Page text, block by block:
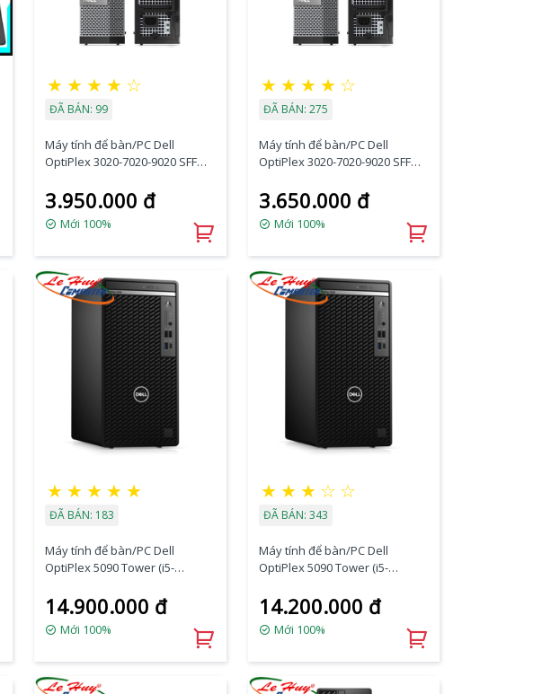
★ ★ ★ ★ ☆
ĐÃ BÁN: 99
Máy tính để bàn/PC Dell
OptiPlex 3020-7020-9020 SFF
SSD/DVDRW/VGA Port/K+M)
3.950.000 đ
Mới 100%
★ ★ ★ ★ ☆
ĐÃ BÁN: 275
Máy tính để bàn/PC Dell
OptiPlex 3020-7020-9020 SFF
SSD/DVDRW/VGA Port/K+M)
3.650.000 đ
Mới 100%
★ ★ ★ ★ ★
ĐÃ BÁN: 183
Máy tính để bàn/PC Dell
OptiPlex 5090 Tower (i5-
SSD/DVDRW/ax+BT/K+M/Ubun
tu) (70272957)
14.900.000 đ
Mới 100%
★ ★ ★ ☆ ☆
ĐÃ BÁN: 343
Máy tính để bàn/PC Dell
OptiPlex 5090 Tower (i5-
HDD/DVDRW/K+M/Ubuntu)
(70272954)
14.200.000 đ
Mới 100%